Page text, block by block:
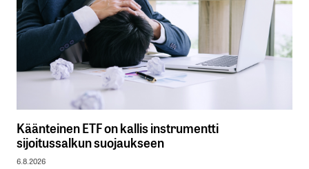
Käänteinen ETF on kallis instrumentti
sijoitussalkun suojaukseen
6.8.2026